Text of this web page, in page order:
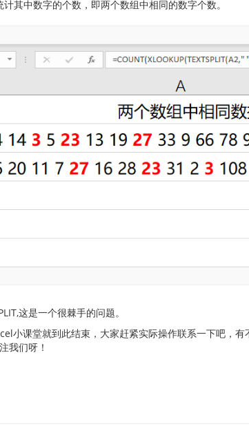
其中数字的个数，即两个数组中相同的数字个数。
这是一个很棘手的问题。
小课堂就到此结束，大家赶紧实际操作联系一下吧，
我们呀！